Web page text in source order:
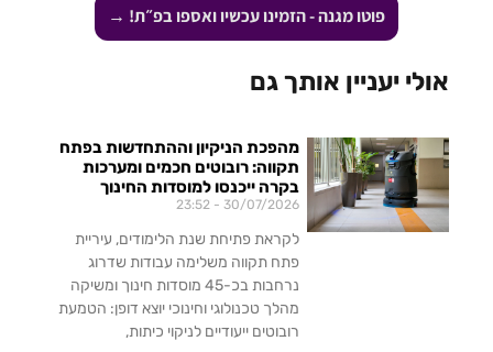
פוטו מגנה - הזמינו עכשיו ואספו בפ״ת! →
אולי יעניין אותך גם
מהפכת הניקיון וההתחדשות בפתח
תקווה: רובוטים חכמים ומערכות
בקרה ייכנסו למוסדות החינוך
30/07/2026
לקראת פתיחת שנת הלימודים, עיריית
פתח תקווה משלימה עבודות שדרוג
נרחבות בכ-45 מוסדות חינוך ומשיקה
מהלך טכנולוגי וחינוכי יוצא דופן: הטמעת
רובוטים ייעודיים לניקוי כיתות,